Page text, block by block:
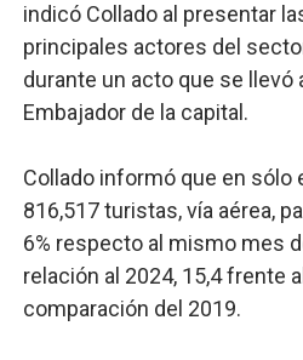
indicó Collado al presentar
principales actores del
durante un acto que se llevó
Embajador de la capital.
Collado informó que en
816,517 turistas, vía aérea,
6% respecto al mismo mes
relación al 2024, 15,4 frente
comparación del 2019.